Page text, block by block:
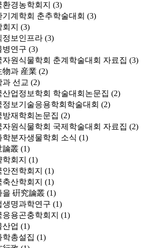
환경농학회지 (3)
기계학회 춘추학술대회 (3)
지 (3)
정보인프라 (3)
병연구 (3)
자원식물학회 춘계학술대회 자료집 (3)
物과 産業 (2)
과 선교 (2)
산업정보학회 학술대회논문집 (2)
정보기술응용학회학술대회 (2)
방재학회논문집 (2)
자원식물학회 국제학술대회 자료집 (2)
학분자생물학회 소식 (1)
論叢 (1)
회지 (1)
안전학회지 (1)
축산학회지 (1)
을 硏究論叢 (1)
생명과학연구 (1)
응용곤충학회지 (1)
산업 (1)
학총설집 (1)